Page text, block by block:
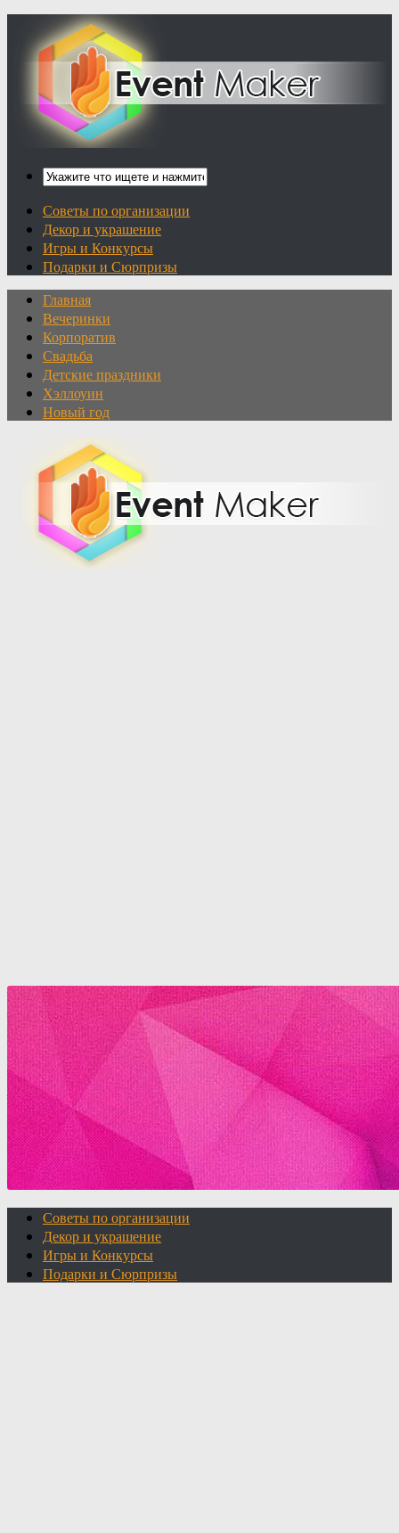
Советы по организации
Декор и украшение
Игры и Конкурсы
Подарки и Сюрпризы
Главная
Вечеринки
Корпоратив
Свадьба
Детские праздники
Хэллоуин
Новый год
Советы по организации
Декор и украшение
Игры и Конкурсы
Подарки и Сюрпризы